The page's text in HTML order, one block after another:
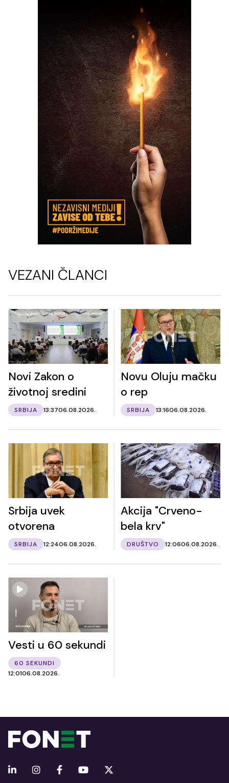
VEZANI ČLANCI
Novi Zakon o
životnoj sredini
SRBIJA 13:3706.08.2026.
Novu Oluju mačku
o rep
SRBIJA 13:1606.08.2026.
Srbija uvek
otvorena
SRBIJA 12:2406.08.2026.
Akcija "Crveno-
bela krv"
DRUŠTVO 12:0606.08.2026.
Vesti u 60 sekundi
60 SEKUNDI
12:0106.08.2026.